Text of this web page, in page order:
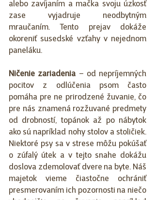
alebo zavíjaním a mačka svoju úzkosť
zase vyjadruje neodbytným
mraučaním. Tento prejav dokáže
okoreniť susedské vzťahy v nejednom
paneláku.
Ničenie zariadenia – od nepríjemných
pocitov z odlúčenia psom často
pomáha pre ne prirodzené žuvanie, čo
pre nás znamená rozžuvané predmety
od drobností, topánok až po nábytok
ako sú napríklad nohy stolov a stoličiek.
Niektoré psy sa v strese môžu pokúšať
o zúfalý útek a v tejto snahe dokážu
doslova zdemolovať dvere na byte. Náš
majetok vieme čiastočne ochrániť
presmerovaním ich pozornosti na niečo